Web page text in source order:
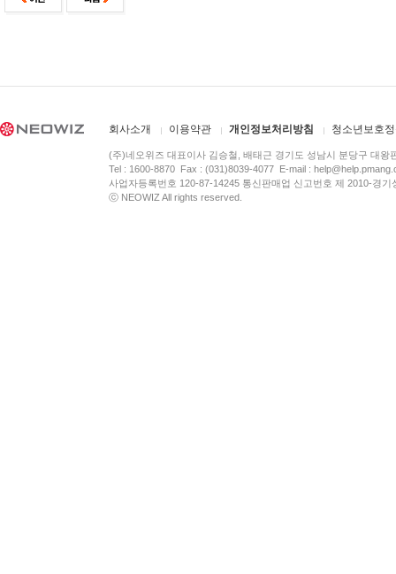
회사소개 이용약관 개인정보처리방침 청소년보호
(주)네오위즈 대표이사 김승철, 배태근 경기도 성남시 분당구 대왕
Tel : 1600-8870 Fax : (031)8039-4077 E-mail :
사업자등록번호 120-87-14245 통신판매업 신고번호 제 2010-경
ⓒ NEOWIZ All rights reserved.